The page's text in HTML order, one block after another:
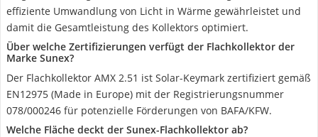
effiziente Umwandlung von Licht in Wärme gewährleistet und
damit die Gesamtleistung des Kollektors optimiert.
Über welche Zertifizierungen verfügt der Flachkollektor der
Marke Sunex?
Der Flachkollektor AMX 2.51 ist Solar-Keymark zertifiziert gemäß
EN12975 (Made in Europe) mit der Registrierungsnummer
078/000246 für potenzielle Förderungen von BAFA/KFW.
Welche Fläche deckt der Sunex-Flachkollektor ab?